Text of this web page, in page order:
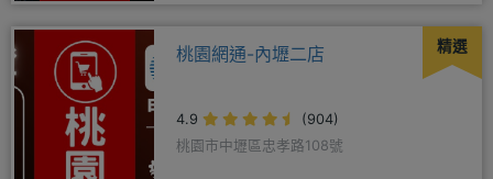
精選
桃園網通-內壢二店
4.9
(904)
桃園市中壢區忠孝路108號